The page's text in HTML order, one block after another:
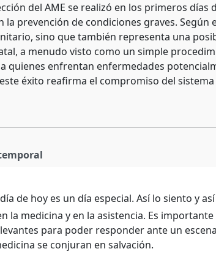
del AME se realizó en los primeros días
prevención de condiciones graves. Según
sino que también representa una
a menudo visto como un simple
quienes enfrentan enfermedades
éxito reafirma el compromiso del
de hoy es un día especial. Así lo siento y
la medicina y en la asistencia. Es
para poder responder ante un
se conjuran en salvación.